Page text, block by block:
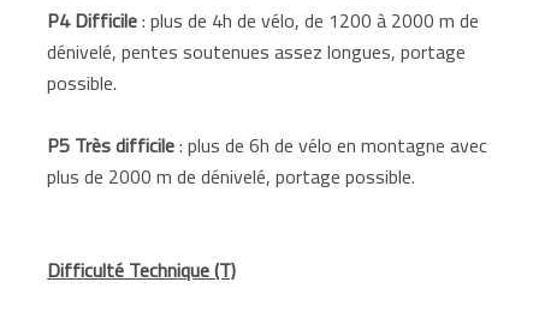
P4 Difficile: plus de 4h de vélo, de 1200 à 2000 m de
dénivelé, pentes soutenues assez longues, portage
possible.
P5 Très difficile: plus de 6h de vélo en montagne avec
plus de 2000 m de dénivelé, portage possible.
Difficulté Technique (T)